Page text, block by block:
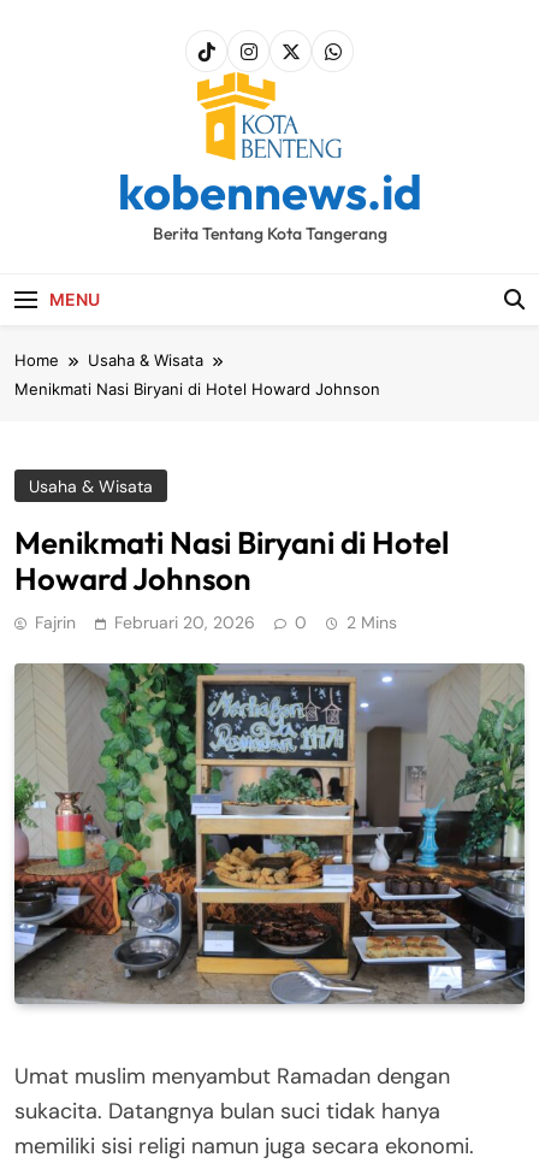
kobennews.id
Berita Tentang Kota Tangerang
MENU
Home
Usaha & Wisata
Menikmati Nasi Biryani di Hotel Howard Johnson
Usaha & Wisata
Menikmati Nasi Biryani di Hotel
Howard Johnson
Fajrin Februari 20, 2026 0 2 Mins
Umat muslim menyambut Ramadan dengan
sukacita. Datangnya bulan suci tidak hanya
memiliki sisi religi namun juga secara ekonomi.